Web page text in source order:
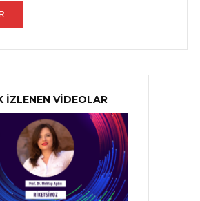
İZLENEN VİDEOLAR